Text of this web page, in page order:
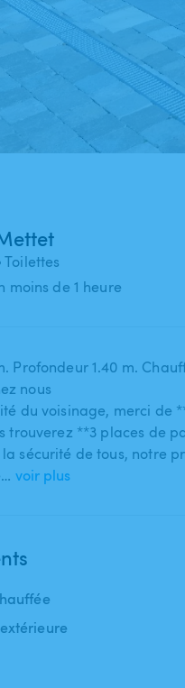
Toilettes
moins de 1 heure
Profondeur 1.40 m.
nous
du voisinage​,​ merci de
trouverez **3 places de
sécurité de tous​,​ notre
voir plus